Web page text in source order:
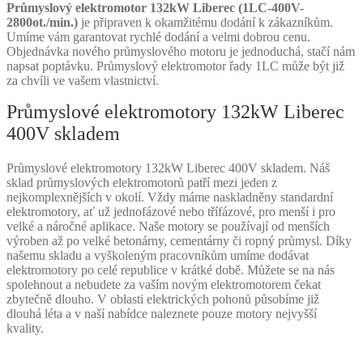
Průmyslový elektromotor 132kW Liberec (1LC-400V-
2800ot./min.) je připraven k okamžitému dodání k zákazníkům.
Umíme vám garantovat rychlé dodání a velmi dobrou cenu.
Objednávka nového průmyslového motoru je jednoduchá, stačí nám
napsat poptávku. Průmyslový elektromotor řady 1LC může být již
za chvíli ve vašem vlastnictví.
Průmyslové elektromotory 132kW Liberec
400V skladem
Průmyslové elektromotory 132kW Liberec 400V skladem. Náš
sklad průmyslových elektromotorů patří mezi jeden z
nejkomplexnějších v okolí. Vždy máme naskladněny standardní
elektromotory, ať už jednofázové nebo třífázové, pro menší i pro
velké a náročné aplikace. Naše motory se používají od menších
výroben až po velké betonárny, cementárny či ropný průmysl. Díky
našemu skladu a vyškoleným pracovníkům umíme dodávat
elektromotory po celé republice v krátké době. Můžete se na nás
spolehnout a nebudete za vaším novým elektromotorem čekat
zbytečně dlouho. V oblasti elektrických pohonů působíme již
dlouhá léta a v naší nabídce naleznete pouze motory nejvyšší
kvality.